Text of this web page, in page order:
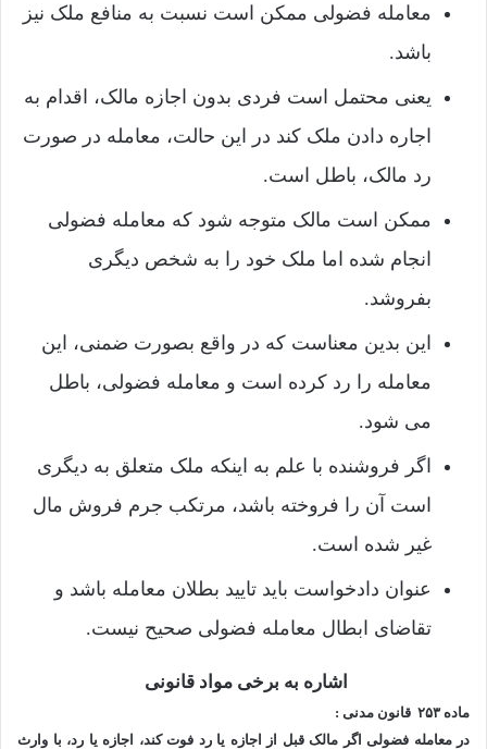
معامله فضولی ممکن است نسبت به منافع ملک نیز
باشد.
یعنی محتمل است فردی بدون اجازه مالک، اقدام به
اجاره دادن ملک کند در این حالت، معامله در صورت
رد مالک، باطل است.
ممکن است مالک متوجه شود که معامله فضولی
انجام شده اما ملک خود را به شخص دیگری
بفروشد.
این بدین معناست که در واقع بصورت ضمنی، این
معامله را رد کرده است و معامله فضولی، باطل
می شود.
اگر فروشنده با علم به اینکه ملک متعلق به دیگری
است آن را فروخته باشد، مرتکب جرم فروش مال
غیر شده است.
عنوان دادخواست باید تایید بطلان معامله باشد و
تقاضای ابطال معامله فضولی صحیح نیست.
اشاره به برخی مواد قانونی
ماده ۲۵۳ قانون مدنی :
در معامله‌ فضولی اگر مالک قبل از اجازه یا رد فوت کند، اجازه یا رد، با وارث